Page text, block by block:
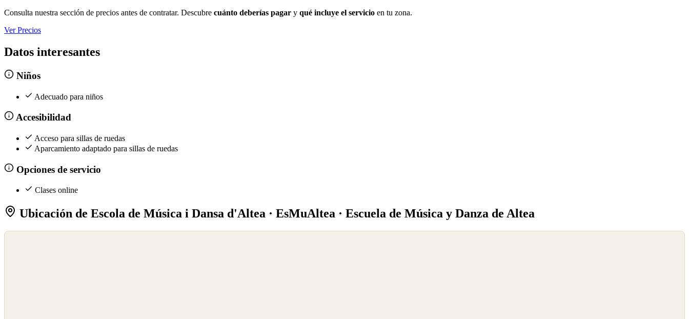
Consulta nuestra sección de precios antes de contratar. Descubre cuánto deberías pagar y qué incluye el servicio en tu zona.
Ver Precios
Datos interesantes
Niños
Adecuado para niños
Accesibilidad
Acceso para sillas de ruedas
Aparcamiento adaptado para sillas de ruedas
Opciones de servicio
Clases online
Ubicación de Escola de Música i Dansa d'Altea · EsMuAltea · Escuela de Música y Danza de Altea